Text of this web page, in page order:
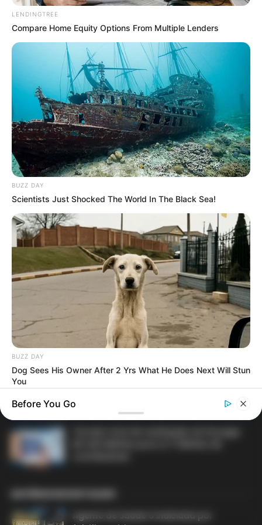
passo a passo para conseguir o benefício.
PLP 185 continua travado na Câmara dos
Deputados por erro em seu texto.
ACS e ACE: celetista, estatutário ou
contrato precário — entenda o que muda
no seu bolso e na sua carreira.
DIVERSAS
MATÉRIAS EM DESTAQUE NOS ÚLTIMOS 30 DIAS
Prefeitura realiza a maior entrega de
motocicletas aos Agentes de Saúde da
história...
falsificar visitas que nunca aconteceram.
Agente de Saúde é indiciada por
LENDINGTREE
Compare Home Equity Options From Multiple Lenders
BUZZ DAY
Scientists Just Shocked The World In The Black Sea!
BUZZ DAY
Dog Sees His Owner After 2 Yrs What He Does Next Will Stun
You
Before You Go